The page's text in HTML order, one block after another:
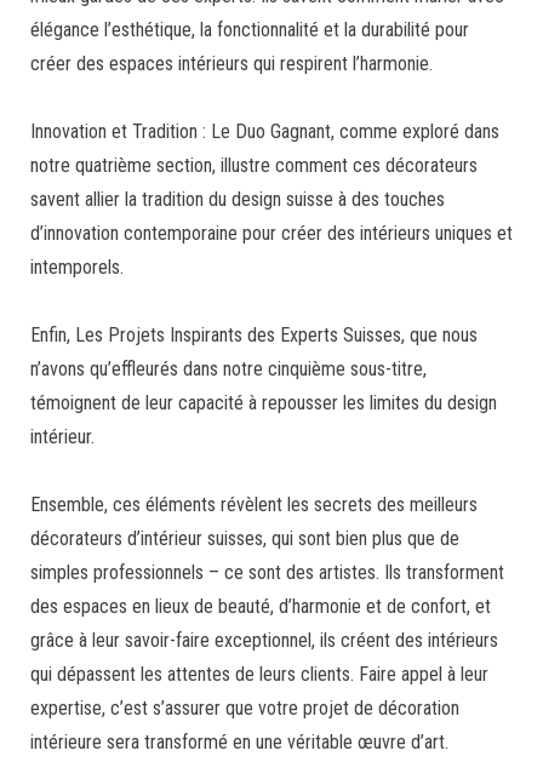
élégance l’esthétique, la fonctionnalité et la durabilité pour
créer des espaces intérieurs qui respirent l’harmonie.
Innovation et Tradition : Le Duo Gagnant, comme exploré dans
notre quatrième section, illustre comment ces décorateurs
savent allier la tradition du design suisse à des touches
d’innovation contemporaine pour créer des intérieurs uniques et
intemporels.
Enfin, Les Projets Inspirants des Experts Suisses, que nous
n’avons qu’effleurés dans notre cinquième sous-titre,
témoignent de leur capacité à repousser les limites du design
intérieur.
Ensemble, ces éléments révèlent les secrets des meilleurs
décorateurs d’intérieur suisses, qui sont bien plus que de
simples professionnels – ce sont des artistes. Ils transforment
des espaces en lieux de beauté, d’harmonie et de confort, et
grâce à leur savoir-faire exceptionnel, ils créent des intérieurs
qui dépassent les attentes de leurs clients. Faire appel à leur
expertise, c’est s’assurer que votre projet de décoration
intérieure sera transformé en une véritable œuvre d’art.